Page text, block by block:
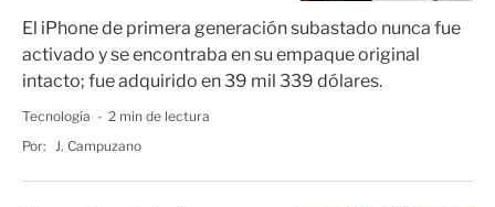
El iPhone de primera generación subastado nunca fue
activado y se encontraba en su empaque original
intacto; fue adquirido en 39 mil 339 dólares.
Tecnología
2 min de lectura
Por: J. Campuzano